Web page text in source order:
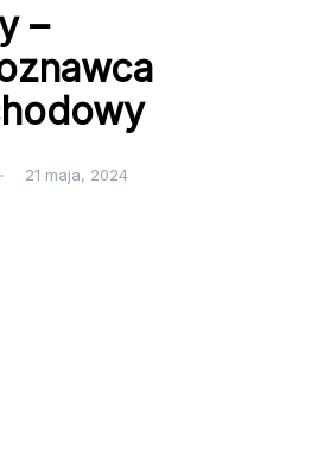
–
21 maja, 2024